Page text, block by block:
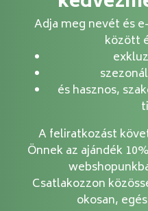
Adja meg nevét és
között
és hasznos,
A feliratkozást
Önnek az ajándék
Csatlakozzon
okosan,